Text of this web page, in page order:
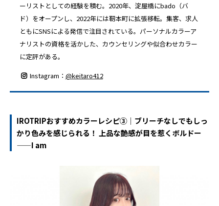
ーリストとしての経験を積む。2020年、淀屋橋にbado（バ
ド）をオープンし、2022年には靭本町に拡張移転。集客、求人
ともにSNSによる発信で注目されている。パーソナルカラーア
ナリストの資格を活かした、カウンセリングや似合わせカラー
に定評がある。
Instagram： @keitaro412
IROTRIPおすすめカラーレシピ③｜ブリーチなしでもしっ
かり色みを感じられる！ 上品な艶感が目を惹くボルドー
——I am